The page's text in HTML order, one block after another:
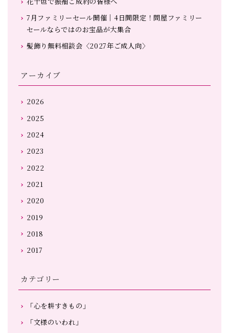
7月ファミリーセール開催｜4日間限定！問屋ファミリー
セールならではのお宝品が大集合
髪飾り無料相談会〈2027年ご成人向〉
アーカイブ
2026
2025
2024
2023
2022
2021
2020
2019
2018
2017
カテゴリー
「心を耕すきもの」
「文様のいわれ」